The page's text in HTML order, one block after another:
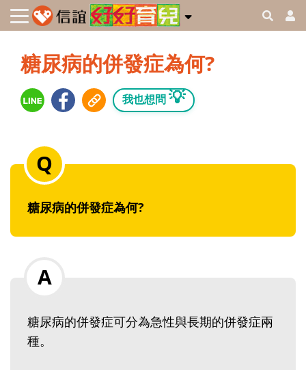
糖尿病的併發症為何?
我也想問 💡
糖尿病的併發症為何?
糖尿病的併發症可分為急性與長期的併發症兩
種。